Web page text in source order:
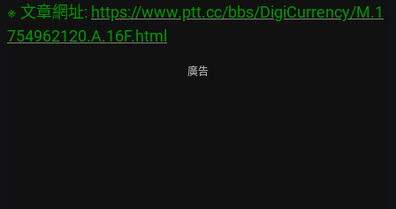
※ 文章網址: https://www.ptt.cc/bbs/DigiCurrency/M.1
754962120.A.16F.html
廣告